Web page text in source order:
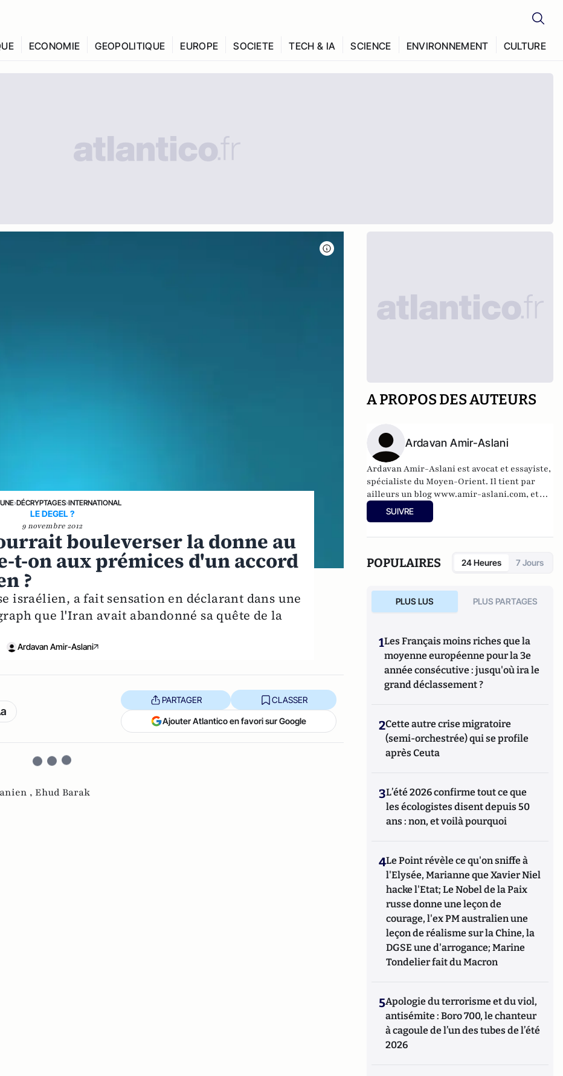
ECONOMIE GEOPOLITIQUE EUROPE SOCIETE TECH & IA SCIENCE ENVIRONNEMENT CULTURE
›DÉCRYPTAGES›INTERNATIONAL
LE DEGEL ?
9 novembre 2012
bouleverser la donne au
t-on aux prémices d'un accord
?
israélien, a fait sensation en déclarant dans une
que l'Iran avait abandonné sa quête de la
Ardavan Amir-Aslani
PARTAGER CLASSER
Ajouter Atlantico en favori sur Google
, Ehud Barak
A PROPOS DES AUTEURS
Ardavan Amir-Aslani
Ardavan Amir-Aslani est avocat et essayiste,
spécialiste du Moyen-Orient. Il tient par
ailleurs un blogwww.amir-aslani.com, et
alimente régulièrement son compte Twitter:
@a_amir_aslani.
SUIVRE
POPULAIRES 24 Heures 7 Jours
PLUS LUS PLUS PARTAGES
1Les Français moins riches que la
moyenne européenne pour la 3e
année consécutive : jusqu'où ira le
grand déclassement ?
2Cette autre crise migratoire
(semi-orchestrée) qui se profile
après Ceuta
3L’été 2026 confirme tout ce que
les écologistes disent depuis 50
ans : non, et voilà pourquoi
4Le Point révèle ce qu'on sniffe à
l'Elysée, Marianne que Xavier Niel
hacke l'Etat; Le Nobel de la Paix
russe donne une leçon de
courage, l'ex PM australien une
leçon de réalisme sur la Chine, la
DGSE une d'arrogance; Marine
Tondelier fait du Macron
5Apologie du terrorisme et du viol,
antisémite : Boro 700, le chanteur
à cagoule de l’un des tubes de l’été
2026